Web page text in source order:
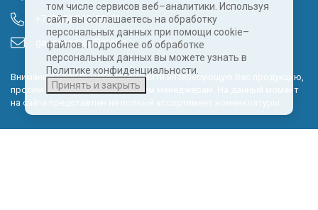
том числе сервисов веб–аналитики. Используя
сайт, вы соглашаетесь на обработку
персональных данных при помощи cookie–
файлов. Подробнее об обработке
персональных данных вы можете узнать в
Политике конфиденциальности.
Принять и закрыть
+7 (960) 343-55-81
gazpragmat@mail.ru
Внимание! Если Вы не смогли найти интересующую Вас продукцию,
просим Вас обращаться к нашим менеджерам. На данный момент
на сайте представлен не полный ассортимент номенклатуры.